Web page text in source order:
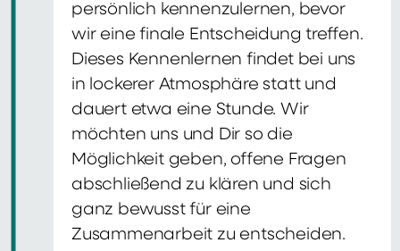
persönlich kennenzulernen, bevor
wir eine finale Entscheidung treffen.
Dieses Kennenlernen findet bei uns
in lockerer Atmosphäre statt und
dauert etwa eine Stunde. Wir
möchten uns und Dir so die
Möglichkeit geben, offene Fragen
abschließend zu klären und sich
ganz bewusst für eine
Zusammenarbeit zu entscheiden.